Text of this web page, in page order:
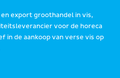
export groothandel in vis,
voor de horeca
in de aankoop van verse vis op